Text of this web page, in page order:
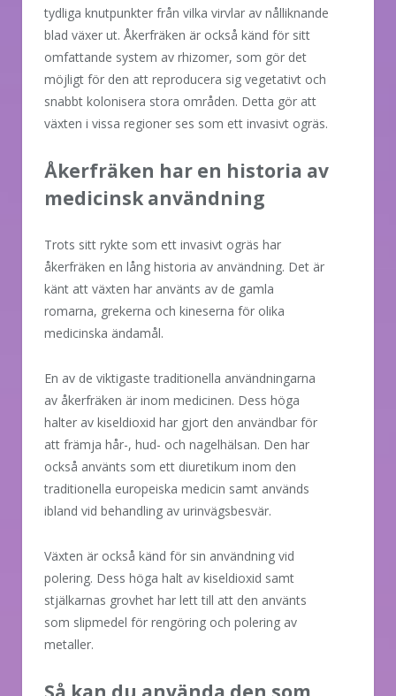
tydliga knutpunkter från vilka virvlar av nålliknande
blad växer ut. Åkerfräken är också känd för sitt
omfattande system av rhizomer, som gör det
möjligt för den att reproducera sig vegetativt och
snabbt kolonisera stora områden. Detta gör att
växten i vissa regioner ses som ett invasivt ogräs.
Åkerfräken har en historia av
medicinsk användning
Trots sitt rykte som ett invasivt ogräs har
åkerfräken en lång historia av användning. Det är
känt att växten har använts av de gamla
romarna, grekerna och kineserna för olika
medicinska ändamål.
En av de viktigaste traditionella användningarna
av åkerfräken är inom medicinen. Dess höga
halter av kiseldioxid har gjort den användbar för
att främja hår-, hud- och nagelhälsan. Den har
också använts som ett diuretikum inom den
traditionella europeiska medicin samt används
ibland vid behandling av urinvägsbesvär.
Växten är också känd för sin användning vid
polering. Dess höga halt av kiseldioxid samt
stjälkarnas grovhet har lett till att den använts
som slipmedel för rengöring och polering av
metaller.